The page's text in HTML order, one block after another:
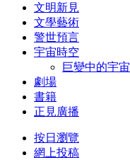
文明新見
文學藝術
警世預言
宇宙時空
巨變中的宇宙
劇場
書籍
正見廣播
按日瀏覽
網上投稿